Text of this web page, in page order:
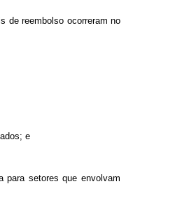
de reembolso ocorreram no
e
para setores que envolvam